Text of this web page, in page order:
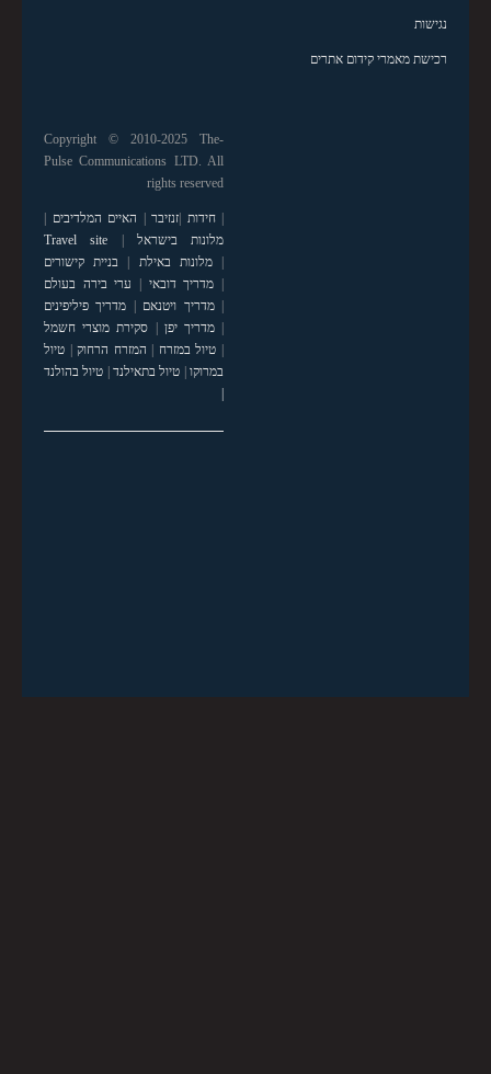
נגישות
רכישת מאמרי קידום אתרים
Copyright © 2010-2025 The-
Pulse Communications LTD. All
rights reserved
|חידות |זנזיבר | האיים המלדיבים |
מלונות בישראל |
Travel site
|מלונות באילת | בניית קישורים
| מדריך דובאי | ערי בירה בעולם
|מדריך ויטנאם | מדריך פיליפינים
|מדריך יפן | סקירת מוצרי חשמל
| טיול במזרח | המזרח הרחוק| טיול
במרוקו| טיול בתאילנד| טיול בהולנד
|